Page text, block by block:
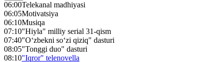
06:00Telekanal madhiyasi
06:05Motivatsiya
06:10Musiqa
07:10"Hiyla" milliy serial 31-qism
07:40"O‘zbekni so‘zi qiziq" dasturi
08:05"Tonggi duo" dasturi
08:10"Iqror" telenovella